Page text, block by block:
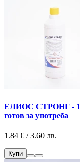
ЕЛИОС СТРОНГ - 1
готов за употреба
1.84 € / 3.60 лв.
Купи